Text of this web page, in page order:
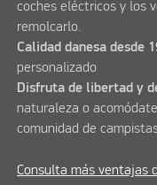
coches eléctricos y los
remolcarlo.
Calidad danesa desde
personalizado
Disfruta de libertad y
naturaleza o
comunidad de
Consulta más ventajas